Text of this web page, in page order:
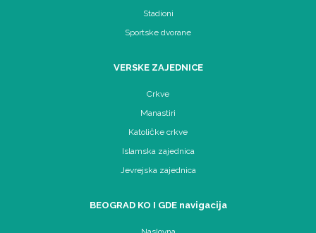
Stadioni
Sportske dvorane
VERSKE ZAJEDNICE
Crkve
Manastiri
Katoličke crkve
Islamska zajednica
Jevrejska zajednica
BEOGRAD KO I GDE navigacija